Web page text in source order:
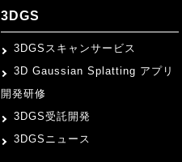
3DGS
3DGSスキャンサービス
3D Gaussian Splatting アプリ
開発研修
3DGS受託開発
3DGSニュース